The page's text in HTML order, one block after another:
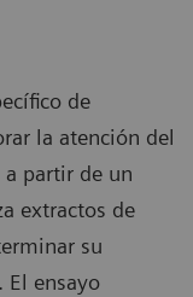
de
la atención del
a partir de un
extractos de
su
El ensayo